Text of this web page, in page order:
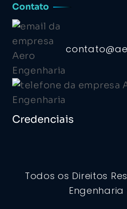
Contato
Credenciais
Todos os Direitos
Engenharia